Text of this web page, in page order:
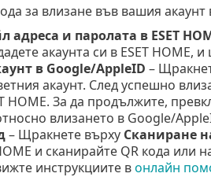
за влизане във вашия акаунт
и паролата в ESET
акаунта си в ESET HOME,
в Google/AppleID –
акаунт. След успешно
HOME. За да продължите,
влизането в Google/
– Щракнете върху Сканиране
и сканирайте QR кода или
инструкциите вонлайн